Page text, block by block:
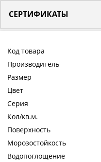
СЕРТИФИКАТЫ
Код товара
Производитель
Размер
Цвет
Серия
Кол/кв.м.
Поверхность
Морозостойкость
Водопоглощение